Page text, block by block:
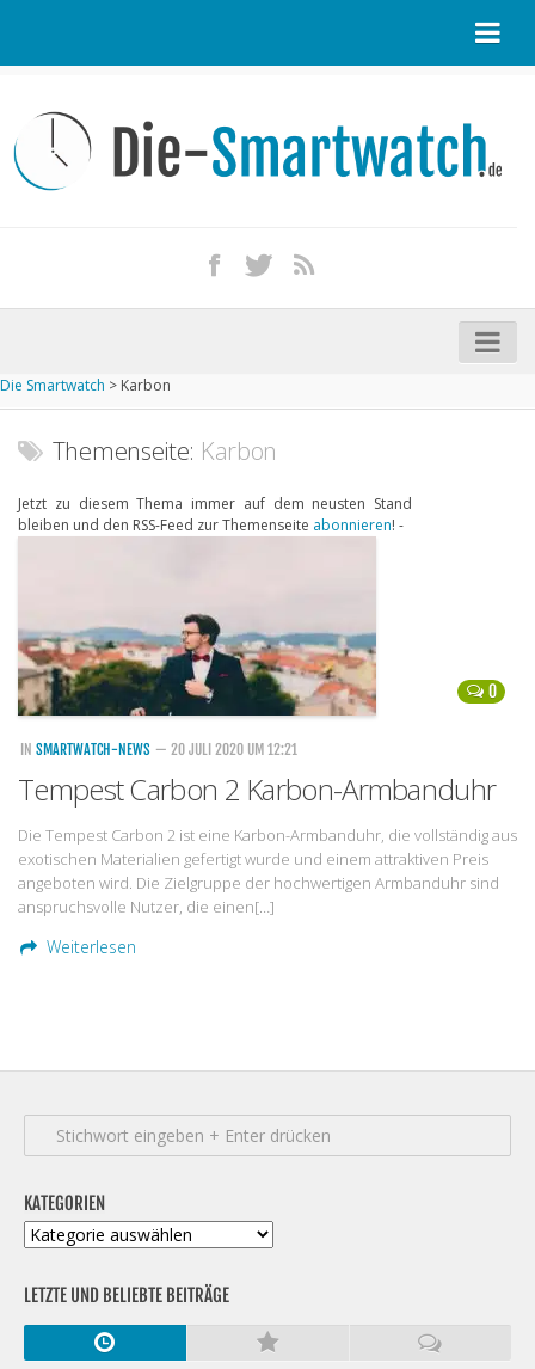
Kontakt / Tipp geben
Impressum
iPhone kaufen
Startseite
Aktuelle Smartwatches im Test
Marken und Modelle
BASE
Smartphonetarife
Datentarife
o2
Smartphonetarife
Prepaid-Tarife
Datentarife
Flatrate-Prepaidtarife
Mobilfunk-Vergleichsrechner
Die Smartwatch > Karbon
Themenseite: Karbon
Jetzt zu diesem Thema immer auf dem neusten Stand
bleiben und den RSS-Feed zur Themenseite abonnieren! -
0
IN SMARTWATCH-NEWS — 20 JULI 2020 UM 12:21
Tempest Carbon 2 Karbon-Armbanduhr
Die Tempest Carbon 2 ist eine Karbon-Armbanduhr, die vollständig aus
exotischen Materialien gefertigt wurde und einem attraktiven Preis
angeboten wird. Die Zielgruppe der hochwertigen Armbanduhr sind
anspruchsvolle Nutzer, die einen[…]
Weiterlesen
KATEGORIEN
Kategorien
LETZTE UND BELIEBTE BEITRÄGE